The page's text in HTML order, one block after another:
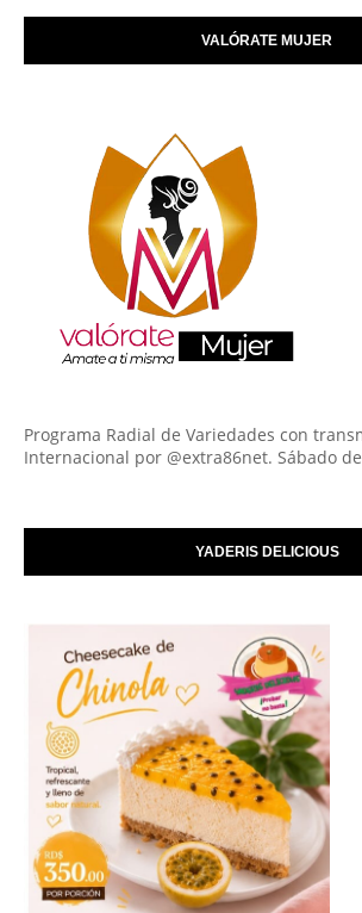
VALÓRATE MUJER
Programa Radial de Variedades con
Internacional por @extra86net. Sábado
YADERIS DELICIOUS